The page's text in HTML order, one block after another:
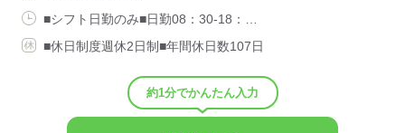
■シフト日勤のみ■日勤08：30-18：…
■休日制度週休2日制■年間休日数107日
約1分でかんたん入力